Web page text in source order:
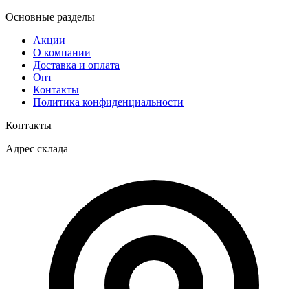
Основные разделы
Акции
О компании
Доставка и оплата
Опт
Контакты
Политика конфиденциальности
Контакты
Адрес склада